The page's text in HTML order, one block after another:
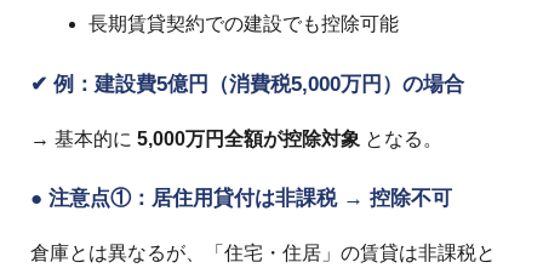
長期賃貸契約での建設でも控除可能
✔ 例：建設費5億円（消費税5,000万円）の場合
→ 基本的に 5,000万円全額が控除対象 となる。
● 注意点①：居住用貸付は非課税 → 控除不可
倉庫とは異なるが、「住宅・住居」の賃貸は非課税と